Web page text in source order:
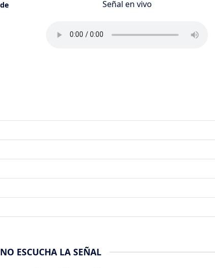
Señal en vivo
NO ESCUCHA LA SEÑAL